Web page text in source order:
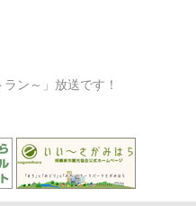
ン～」放送です！